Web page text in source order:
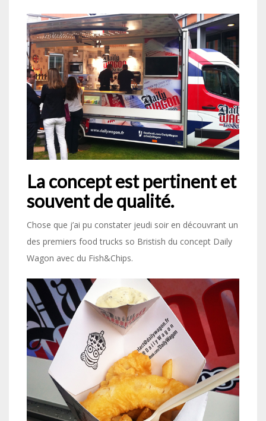
La concept est pertinent et
souvent de qualité.
Chose que j’ai pu constater jeudi soir en découvrant un
des premiers food trucks so Bristish du concept Daily
Wagon avec du Fish&Chips.